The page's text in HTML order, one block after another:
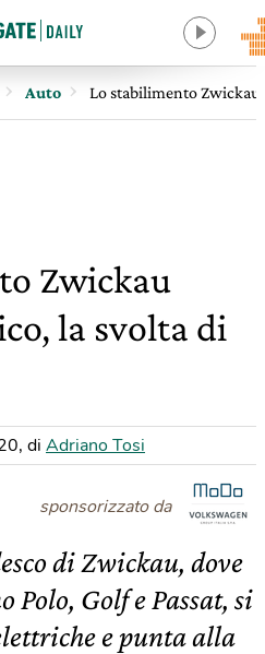
Auto Lo stabilimento Zwickau
Zwickau
la svolta di
, di Adriano Tosi
sponsorizzato da
di Zwickau, dove
Polo, Golf e Passat, si
e punta alla